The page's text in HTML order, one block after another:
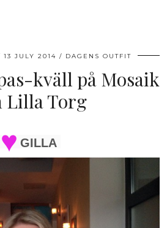
13 JULY 2014 DAGENS OUTFIT
kväll på Mosaik
Lilla Torg
GILLA